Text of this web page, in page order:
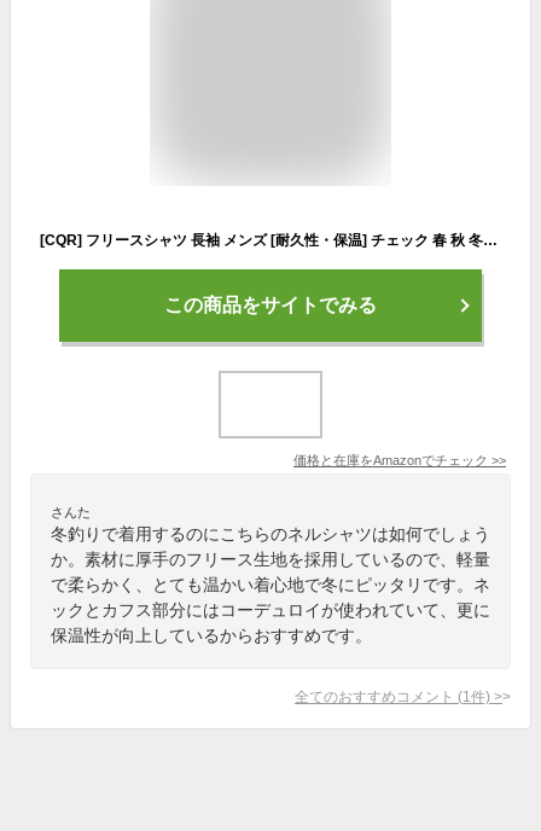
[CQR] フリースシャツ 長袖 メンズ [耐久性・保温] チェック 春 秋 冬用 シャツジャケット ワークシャツ キャンプ アウトドア 登山 カジュアル フリース シャツ 厚手 胸ポケット ボタン付き 大きいサイズ CQ-HOS211-JPC_L
この商品をサイトでみる
価格と在庫をAmazonでチェック >>
さんた
冬釣りで着用するのにこちらのネルシャツは如何でしょう
か。素材に厚手のフリース生地を採用しているので、軽量
で柔らかく、とても温かい着心地で冬にピッタリです。ネ
ックとカフス部分にはコーデュロイが使われていて、更に
保温性が向上しているからおすすめです。
全てのおすすめコメント (1 件) >